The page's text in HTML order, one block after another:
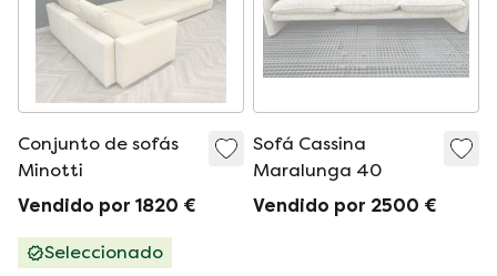
Conjunto de sofás
Minotti
Vendido por 1820 €
Seleccionado
Sofá Cassina
Maralunga 40
Vendido por 2500 €